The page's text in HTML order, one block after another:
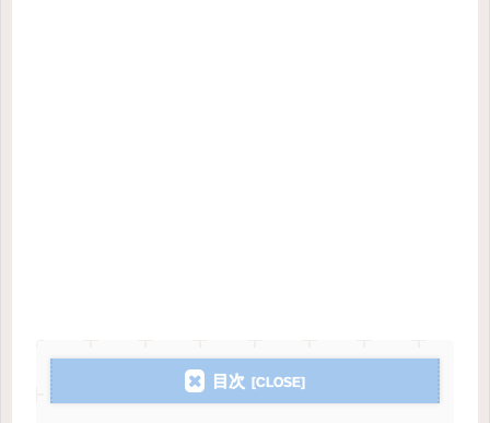
目次